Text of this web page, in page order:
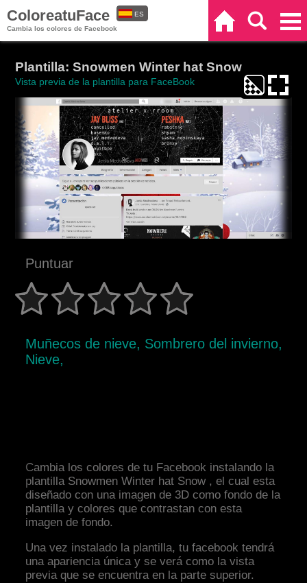
ColoreatuFace
Cambia los colores de Facebook
ES
Plantilla: Snowmen Winter hat Snow
Vista previa de la plantilla para FaceBook
Puntuar
Muñecos de nieve, Sombrero del invierno,
Nieve,
Cambia los colores de tu Facebook instalando la
plantilla Snowmen Winter hat Snow , el cual esta
diseñado con una imagen de 3D como fondo de la
plantilla y colores que contrastan con esta
imagen de fondo.
Una vez instalado la plantilla, tu facebook tendrá
una apariencia única y se verá como la vista
previa que se encuentra en la parte superior.